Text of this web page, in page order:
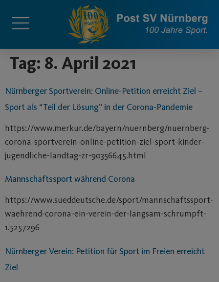
Tag: 8. April 2021
Nürnberger Sportverein: Online-Petition erreicht Ziel –
Sport als “Teil der Lösung” in der Corona-Pandemie
https://www.merkur.de/bayern/nuernberg/nuernberg-
corona-sportverein-online-petition-ziel-sport-kinder-
jugendliche-landtag-zr-90356645.html
Mannschaftssport während Corona
https://www.sueddeutsche.de/sport/mannschaftssport-
waehrend-corona-ein-verein-der-langsam-schrumpft-
1.5257296
Nürnberger Verein: Petition für Sport im Freien erreicht
Ziel